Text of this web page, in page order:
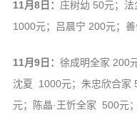
11月8日： 庄树幼 50元；
1000元；吕晨宁 200元；
11月9日： 徐成明全家 200
沈夏 1000元；朱忠欣合家
元；陈晶·王忻全家 500元